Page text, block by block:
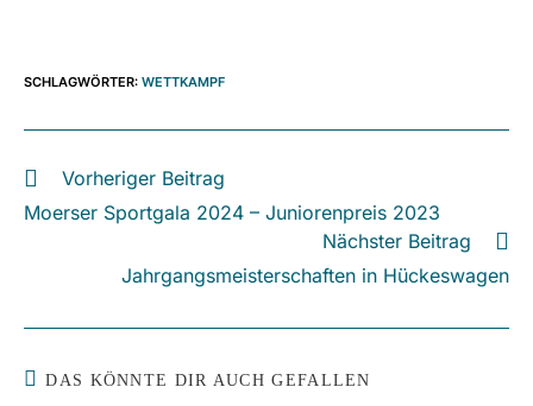
SCHLAGWÖRTER: WETTKAMPF
Weitere
ansehen
Vorheriger Beitrag
Moerser Sportgala 2024 – Juniorenpreis 2023
Nächster Beitrag
Jahrgangsmeisterschaften in Hückeswagen
DAS KÖNNTE DIR AUCH GEFALLEN